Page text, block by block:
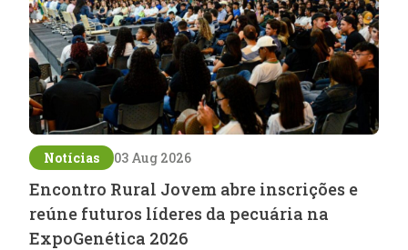
Notícias 03 Aug 2026
Encontro Rural Jovem abre inscrições e
reúne futuros líderes da pecuária na
ExpoGenética 2026